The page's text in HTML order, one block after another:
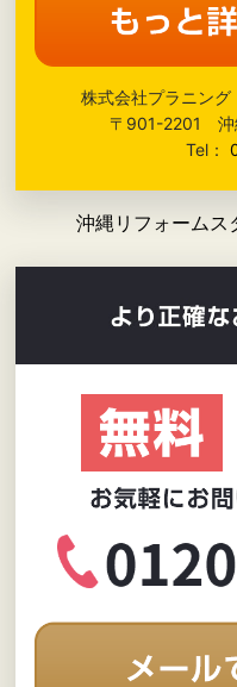
株式会社プラニン
〒901-2201 沖
Tel：
沖縄リフォームス